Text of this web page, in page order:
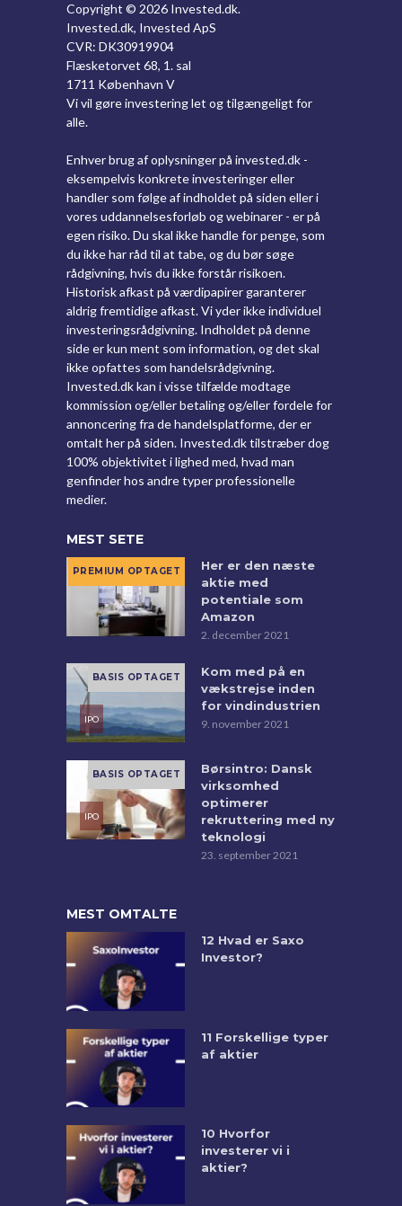
Copyright © 2026 Invested.dk.
Invested.dk, Invested ApS
CVR: DK30919904
Flæsketorvet 68, 1. sal
1711 København V
Vi vil gøre investering let og tilgængeligt for
alle.
Enhver brug af oplysninger på invested.dk -
eksempelvis konkrete investeringer eller
handler som følge af indholdet på siden eller i
vores uddannelsesforløb og webinarer - er på
egen risiko. Du skal ikke handle for penge, som
du ikke har råd til at tabe, og du bør søge
rådgivning, hvis du ikke forstår risikoen.
Historisk afkast på værdipapirer garanterer
aldrig fremtidige afkast. Vi yder ikke individuel
investeringsrådgivning. Indholdet på denne
side er kun ment som information, og det skal
ikke opfattes som handelsrådgivning.
Invested.dk kan i visse tilfælde modtage
kommission og/eller betaling og/eller fordele for
annoncering fra de handelsplatforme, der er
omtalt her på siden. Invested.dk tilstræber dog
100% objektivitet i lighed med, hvad man
genfinder hos andre typer professionelle
medier.
MEST SETE
Her er den næste
aktie med
potentiale som
Amazon
2. december 2021
Kom med på en
vækstrejse inden
for vindindustrien
9. november 2021
Børsintro: Dansk
virksomhed
optimerer
rekruttering med ny
teknologi
23. september 2021
MEST OMTALTE
12 Hvad er Saxo
Investor?
11 Forskellige typer
af aktier
10 Hvorfor
investerer vi i
aktier?